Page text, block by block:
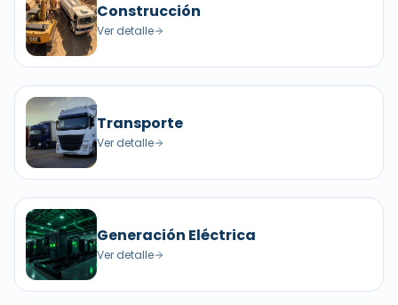
Construcción
Ver detalle
Transporte
Ver detalle
Generación Eléctrica
Ver detalle